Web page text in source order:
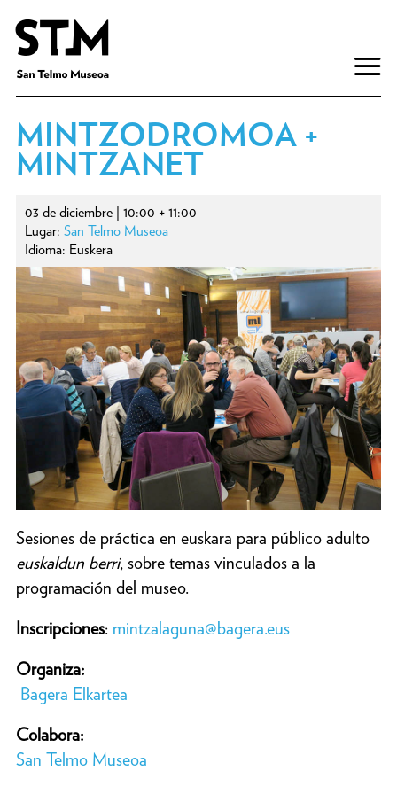
MINTZODROMOA +
MINTZANET
03 de diciembre | 10:00 + 11:00
Lugar: San Telmo Museoa
Idioma: Euskera
Sesiones de práctica en euskara para público adulto
euskaldun berri, sobre temas vinculados a la
programación del museo.
Inscripciones: mintzalaguna@bagera.eus
Organiza:
Bagera Elkartea
Colabora:
San Telmo Museoa